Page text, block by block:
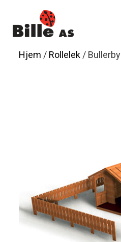
innhold
Hjem / Rollelek/ Bullerby